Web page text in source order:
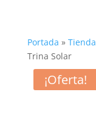
Portada » Tienda
Trina Solar
¡Oferta!